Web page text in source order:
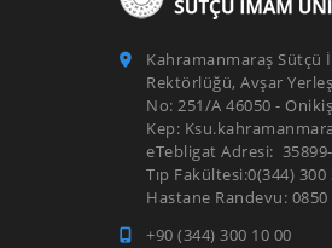
Kahramanmaraş Sütçü
Rektörlüğü, Avşar
No: 251/A 46050 -
Kep:
eTebligat Adresi:
Tıp Fakültesi:0(344)
Hastane Randevu:
+90 (344) 300 10 00